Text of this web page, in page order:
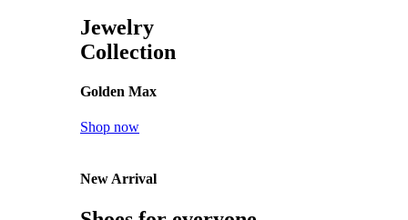
Jewelry
Collection
Golden Max
Shop now
New Arrival